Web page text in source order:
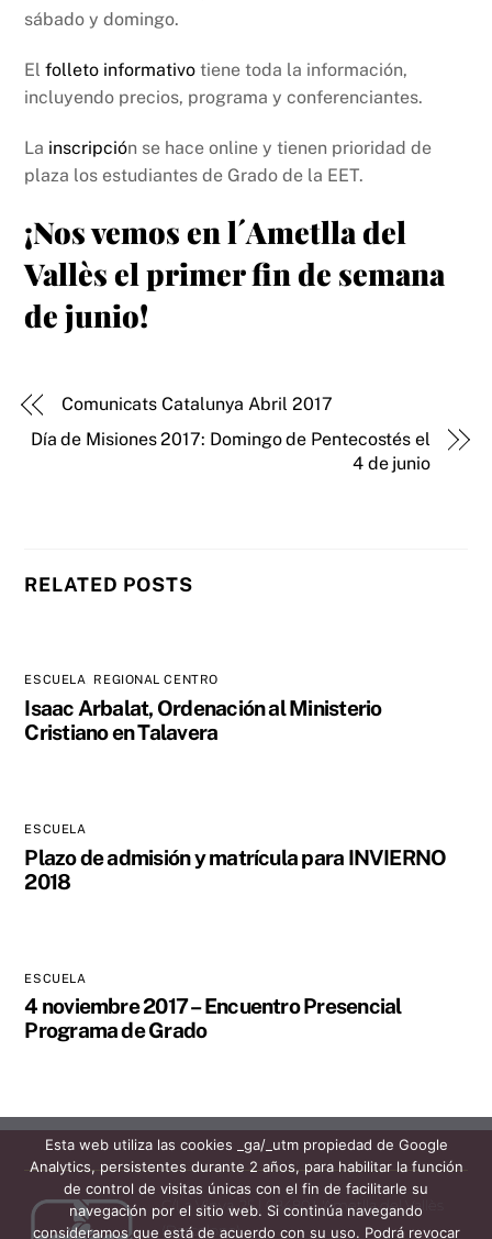
sábado y domingo.
Elfolleto informativo tiene toda la información,
incluyendo precios, programa y conferenciantes.
La inscripción se hace online y tienen prioridad de
plaza los estudiantes de Grado de la EET.
¡Nos vemos en l´Ametlla del
Vallès el primer fin de semana
de junio!
Comunicats Catalunya Abril 2017
Día de Misiones 2017: Domingo de Pentecostés el
4 de junio
RELATED POSTS
ESCUELA REGIONAL CENTRO
Isaac Arbalat, Ordenación al Ministerio
Cristiano en Talavera
ESCUELA
Plazo de admisión y matrícula para INVIERNO
2018
ESCUELA
4 noviembre 2017 – Encuentro Presencial
Programa de Grado
C/La Vinya, 25 | 08480 L'Ametlla del Vallès
(Barcelona)
Esta web utiliza las cookies _ga/_utm propiedad de Google
Analytics, persistentes durante 2 años, para habilitar la función
de control de visitas únicas con el fin de facilitarle su
navegación por el sitio web. Si continúa navegando
consideramos que está de acuerdo con su uso. Podrá revocar